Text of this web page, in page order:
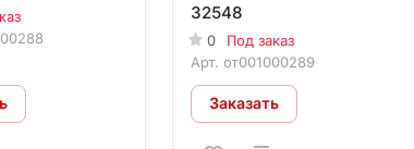
32548
0
Под заказ
Арт. от001000289
Заказать